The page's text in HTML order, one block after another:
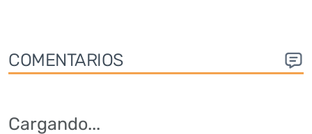
COMENTARIOS
Cargando...